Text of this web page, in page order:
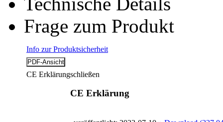
Frage zum Produkt
Info zur Produktsicherheit
CE Erklärungschließen
CE Erklärung